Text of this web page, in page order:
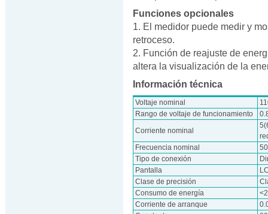
Funciones opcionales
1. El medidor puede medir y
retroceso.
2. Función de reajuste de
altera la visualización de la
Información técnica
Voltaje nominal
Rango de voltaje de funcionamiento
Corriente nominal
Frecuencia nominal
Tipo de conexión
Pantalla
Clase de precisión
Consumo de energía
Corriente de arranque